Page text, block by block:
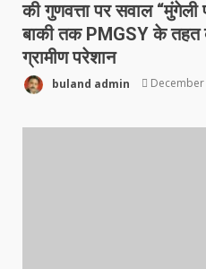
की गुणवत्ता पर सवाल “मुंगेली
बाकी तक PMGSY के तहत
ग्रामीण परेशान
buland admin December